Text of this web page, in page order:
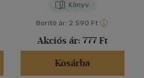
Könyv
Borító ár: 2 590 Ft
Akciós ár: 777 Ft
Kosárba